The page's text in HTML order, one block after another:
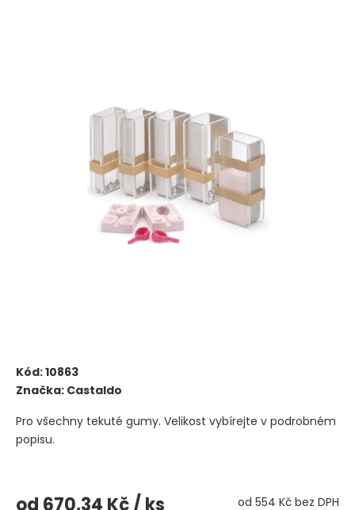
Kód:10863
Značka: Castaldo
od 670,34 Kč/ ks od 554 Kč bez DPH
Pro všechny tekuté gumy. Velikost vybírejte v podrobném
popisu.